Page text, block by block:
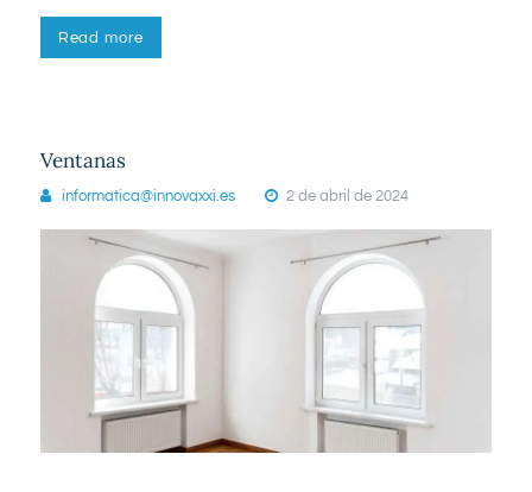
Read more
Ventanas
informatica@innovaxxi.es 2 de abril de 2024